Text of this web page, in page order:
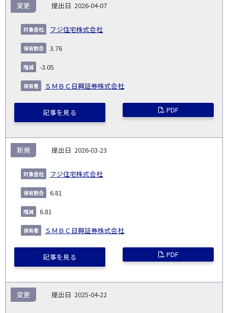
NO.
告
義
務
発
生
日
出
コー
象
2026-04-07
フジ住宅株式会社
変更
3.76
-3.05
ＳＭＢＣ日興証券株式会社
記事を見る PDF
2026-03-23
フジ住宅株式会社
新規
6.81
6.81
ＳＭＢＣ日興証券株式会社
記事を見る PDF
2025-04-22
変更